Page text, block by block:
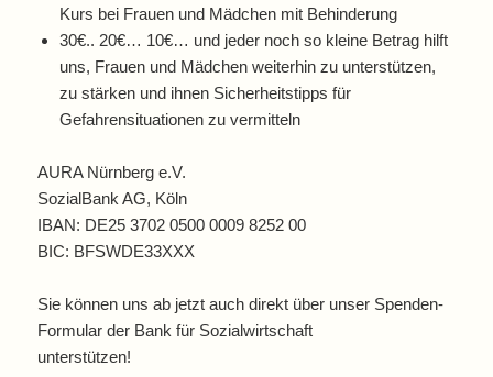
Kurs bei Frauen und Mädchen mit Behinderung
30€.. 20€… 10€… und jeder noch so kleine Betrag hilft
uns, Frauen und Mädchen weiterhin zu unterstützen,
zu stärken und ihnen Sicherheitstipps für
Gefahrensituationen zu vermitteln
AURA Nürnberg e.V.
SozialBank AG, Köln
IBAN: DE25 3702 0500 0009 8252 00
BIC: BFSWDE33XXX
Sie können uns ab jetzt auch direkt über unser Spenden-
Formular der Bank für Sozialwirtschaft
unterstützen!